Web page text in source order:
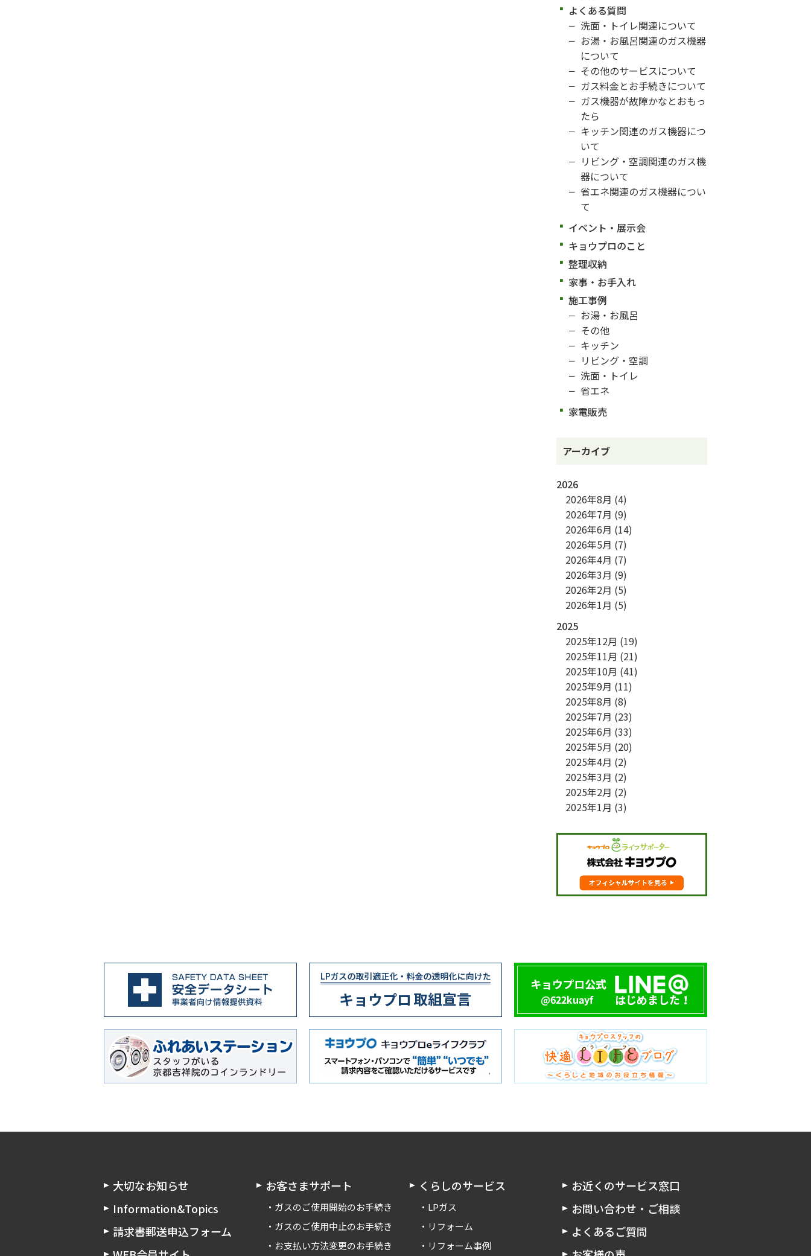
よくある質問
洗面・トイレ関連について
お湯・お風呂関連のガス機器
について
その他のサービスについて
ガス料金とお手続きについて
ガス機器が故障かなとおもっ
たら
キッチン関連のガス機器につ
いて
リビング・空調関連のガス機
器について
省エネ関連のガス機器につい
て
イベント・展示会
キョウプロのこと
整理収納
家事・お手入れ
施工事例
お湯・お風呂
その他
キッチン
リビング・空調
洗面・トイレ
省エネ
家電販売
アーカイブ
2026
2026年8月 (4)
2026年7月 (9)
2026年6月 (14)
2026年5月 (7)
2026年4月 (7)
2026年3月 (9)
2026年2月 (5)
2026年1月 (5)
2025
2025年12月 (19)
2025年11月 (21)
2025年10月 (41)
2025年9月 (11)
2025年8月 (8)
2025年7月 (23)
2025年6月 (33)
2025年5月 (20)
2025年4月 (2)
2025年3月 (2)
2025年2月 (2)
2025年1月 (3)
大切なお知らせ
Information&Topics
請求書郵送申込フォーム
お客さまサポート
ガスのご使用開始のお手続き
ガスのご使用中止のお手続き
お支払い方法変更のお手続き
くらしのサービス
LPガス
リフォーム
リフォーム事例
お近くのサービス窓口
お問い合わせ・ご相談
よくあるご質問